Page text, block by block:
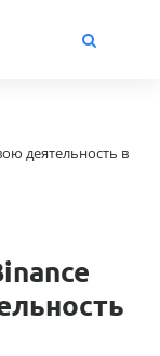
деятельность в